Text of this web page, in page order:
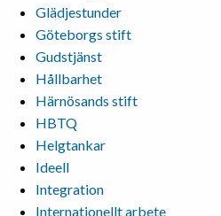
Glädjestunder
Göteborgs stift
Gudstjänst
Hållbarhet
Härnösands stift
HBTQ
Helgtankar
Ideell
Integration
Internationellt arbete